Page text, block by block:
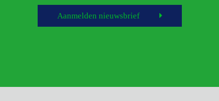
Aanmelden nieuwsbrief